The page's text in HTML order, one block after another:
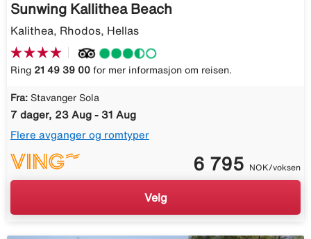
Sunwing Kallithea Beach
Kalithea, Rhodos, Hellas
Ring 21 49 39 00 for mer informasjon om reisen.
Fra: Stavanger Sola
7 dager, 23 Aug - 31 Aug
Flere avganger og romtyper
6 795 NOK/voksen
Velg